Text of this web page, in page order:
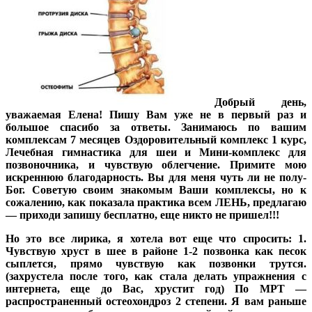
Добрый день,
уважаемая Елена! Пишу Вам уже не в первый раз и
большое спасибо за ответы. Занимаюсь по вашим
комплексам 7 месяцев Оздоровительный комплекс 1 курс,
Лечебная гимнастика для шеи и Мини-комплекс для
позвоночника, и чувствую облегчение. Примите мою
искреннюю благодарность. Вы для меня чуть ли не полу-
Бог. Советую своим знакомым Ваши комплексы, но к
сожалению, как показала практика всем ЛЕНЬ, предлагаю
— приходи запишу бесплатно, еще никто не пришел!!!
Но это все лирика, я хотела вот еще что спросить: 1.
Чувствую хруст в шее в районе 1-2 позвонка как песок
сыплется, прямо чувствую как позвонки трутся.
(захрустела после того, как стала делать упражнения с
интернета, еще до Вас, хрустит год) По МРТ —
распространенный остеохондроз 2 степени. Я вам раньше